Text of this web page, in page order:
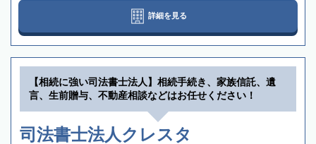
詳細を見る
【相続に強い司法書士法人】相続手続き、家族信託、遺
言、生前贈与、不動産相談などはお任せください！
司法書士法人クレスタ